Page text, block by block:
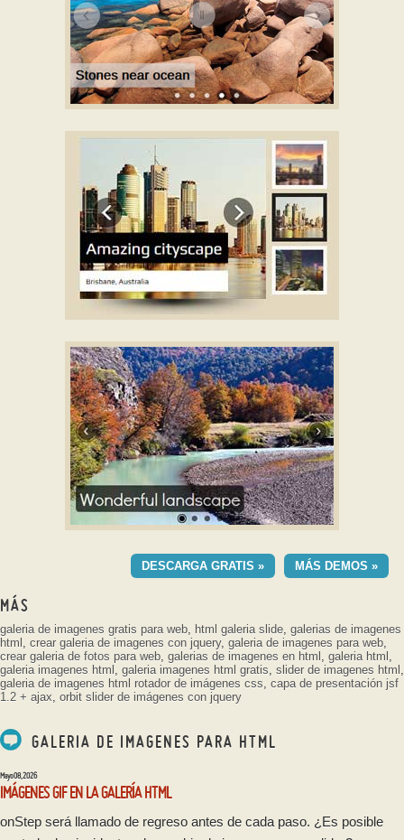
con Rotate efecto
con Basic linear
efecto
PLANTILLA
MÁS DEMOS »
DESCARGA GRATIS »
MÁS
galeria de imagenes gratis para web, html galeria slide, galerias de imagenes
html , crear galeria de imagenes con jquery, galeria de imagenes para web,
crear galeria de fotos para web, galerias de imagenes en html , galeria html ,
galeria imagenes html , galeria imagenes html gratis, slider de imagenes html ,
galeria de imagenes html rotador de imágenes css, capa de presentación jsf
1.2 + ajax, orbit slider de imágenes con jquery
GALERIA DE IMAGENES PARA HTML
Mayo 08, 2026
IMÁGENES GIF EN LA GALERÍA HTML
onStep será llamado de regreso antes de cada paso. ¿Es posible